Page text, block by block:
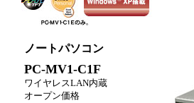
ノートパソコン
PC-MV1-C1F
ワイヤレスLAN内蔵
オープン価格